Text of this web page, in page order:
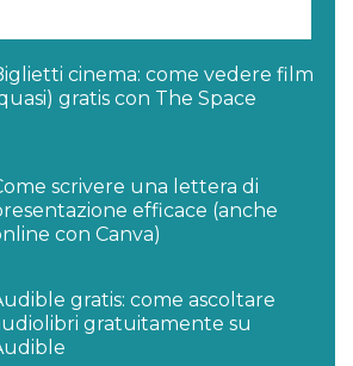
cinema: come vedere film
gratis con The Space
scrivere una lettera di
efficace (anche
con Canva)
gratis: come ascoltare
gratuitamente su